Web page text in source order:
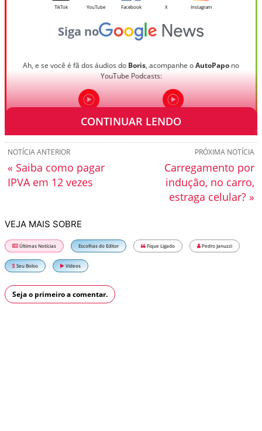
TikTok YouTube Facebook X Instagram
Siga no
Ah, e se você é fã dos áudios do Boris, acompanhe oAutoPapo no
YouTube Podcasts:
CONTINUAR LENDO
PRÓXIMA NOTÍCIA
Carregamento por
indução, no carro,
estraga celular? »
NOTÍCIA ANTERIOR
« Saiba como pagar
IPVA em 12 vezes
VEJA MAIS SOBRE
Últimas Notícias Escolhas do Editor Fique Ligado Pedro Januzzi
Seu Bolso Vídeos
Seja o primeiro a comentar.